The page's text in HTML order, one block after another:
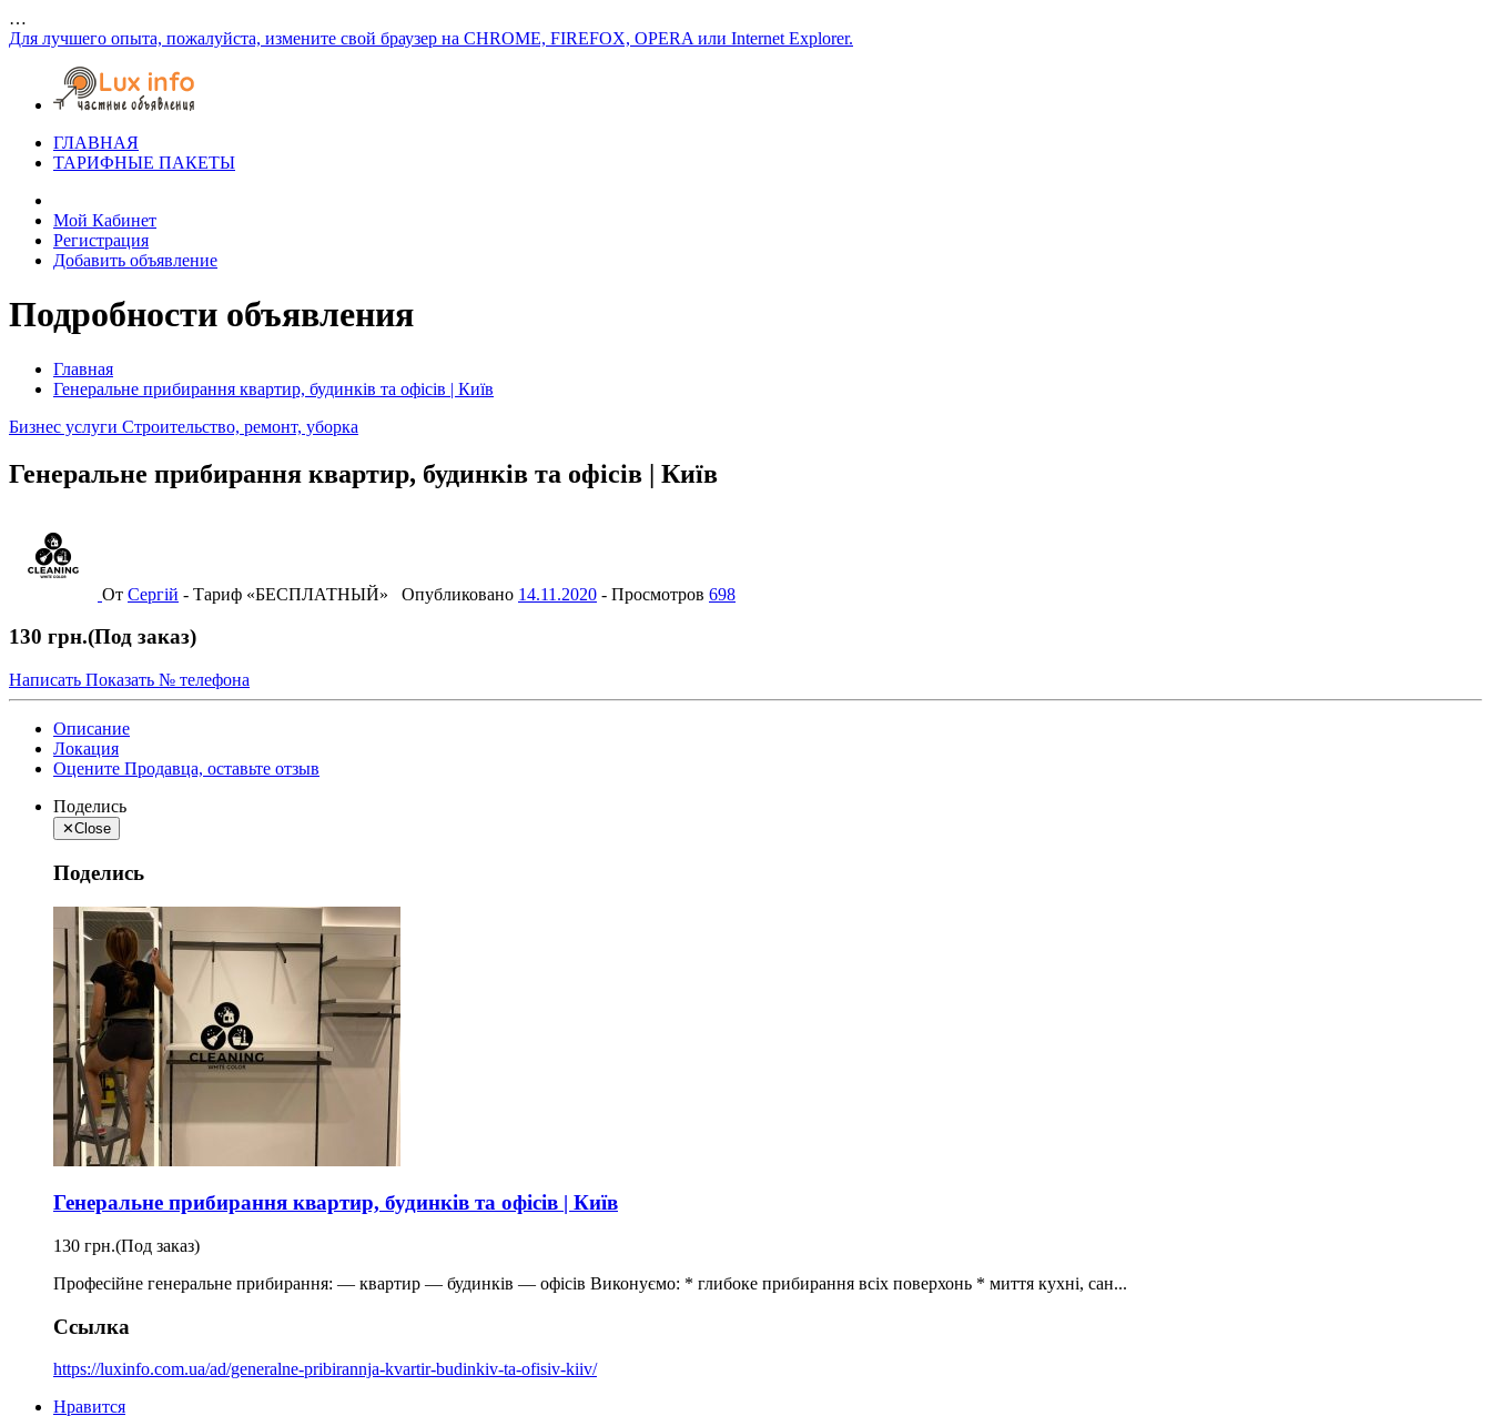
…
Для лучшего опыта, пожалуйста, измените свой браузер на CHROME, FIREFOX, OPERA или Internet Explorer.
ГЛАВНАЯ
ТАРИФНЫЕ ПАКЕТЫ
Мой Кабинет
Регистрация
Добавить объявление
Подробности объявления
Главная
Генеральне прибирання квартир, будинків та офісів | Київ
Бизнес услуги Строительство, ремонт, уборка
Генеральне прибирання квартир, будинків та офісів | Київ
От Сергій - Тариф «БЕСПЛАТНЫЙ» Опубликовано 14.11.2020 - Просмотров 698
130 грн.(Под заказ)
Написать Показать № телефона
Описание
Локация
Оцените Продавца, оставьте отзыв
Поделись
✕Close
Поделись
Генеральне прибирання квартир, будинків та офісів | Київ
130 грн.(Под заказ)
Професійне генеральне прибирання: — квартир — будинків — офісів Виконуємо: * глибоке прибирання всіх поверхонь * миття кухні, сан...
Ссылка
https://luxinfo.com.ua/ad/generalne-pribirannja-kvartir-budinkiv-ta-ofisiv-kiiv/
Нравится